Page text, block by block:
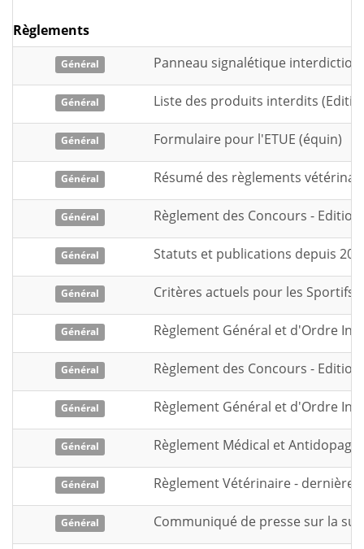
Règlements
Général Panneau signalétique
Général Liste des produits interdits
Général Formulaire pour l'ETUE (équin)
Général Résumé des règlements
Général Règlement des Concours - Edition
Général Statuts et publications depuis
Général Critères actuels pour les Sportifs
Général Règlement Général et d'Ordre
Général Règlement des Concours - Edition
Général Règlement Général et d'Ordre
Général Règlement Médical et Antidopage
Général Règlement Vétérinaire - dernière
Général Communiqué de presse sur la